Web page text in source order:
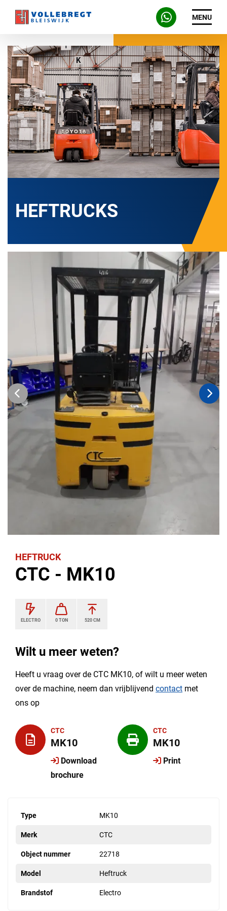
MENU
HEFTRUCKS
HEFTRUCK
CTC - MK10
ELECTRO 0 TON 520 CM
Wilt u meer weten?
Heeft u vraag over de CTC MK10, of wilt u meer weten
over de machine, neem dan vrijblijvend contact met
ons op
CTC
MK10
Download
brochure
CTC
MK10
Print
Type MK10
Merk CTC
Object nummer 22718
Model Heftruck
Brandstof Electro